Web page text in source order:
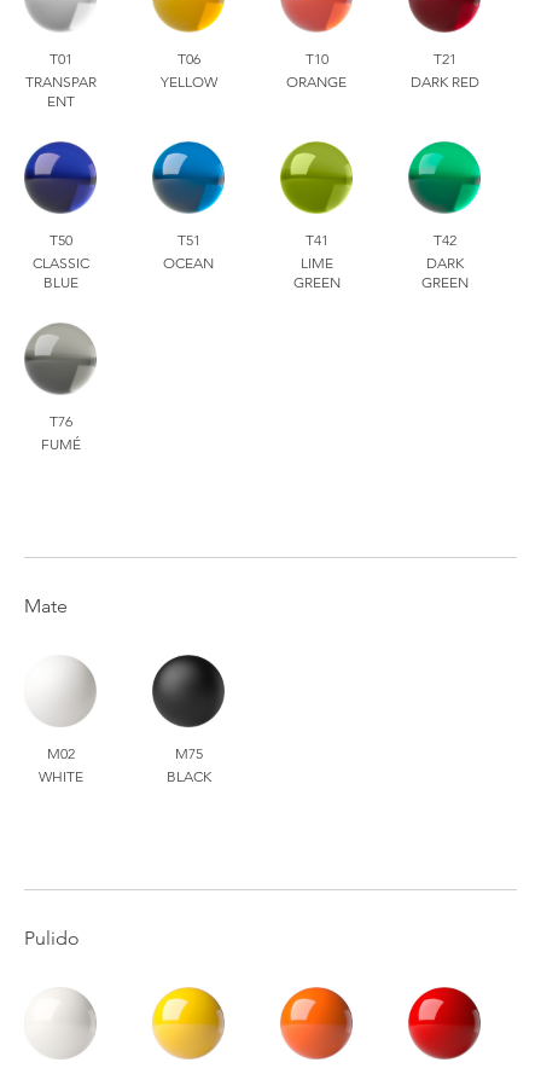
T01
TRANSPAR
ENT
T06
YELLOW
T10
ORANGE
T21
DARK RED
T50
CLASSIC
BLUE
T51
OCEAN
T41
LIME
GREEN
T42
DARK
GREEN
T76
FUMÉ
Mate
M02
WHITE
M75
BLACK
Pulido